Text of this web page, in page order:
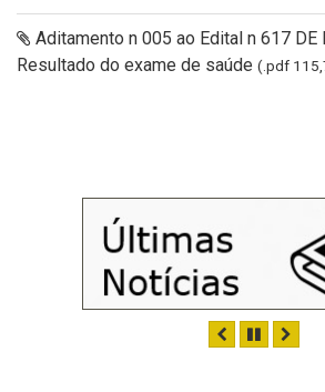
Aditamento n 005 ao Edital n 617 DE
Resultado do exame de saúde (.pdf
ANTERIOR
PAUSAR